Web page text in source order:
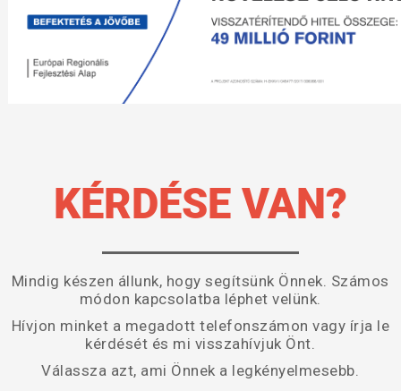
KÉRDÉSE VAN?
Mindig készen állunk, hogy segítsünk Önnek. Számos
módon kapcsolatba léphet velünk.
Hívjon minket a megadott telefonszámon vagy írja le
kérdését és mi visszahívjuk Önt.
Válassza azt, ami Önnek a legkényelmesebb.